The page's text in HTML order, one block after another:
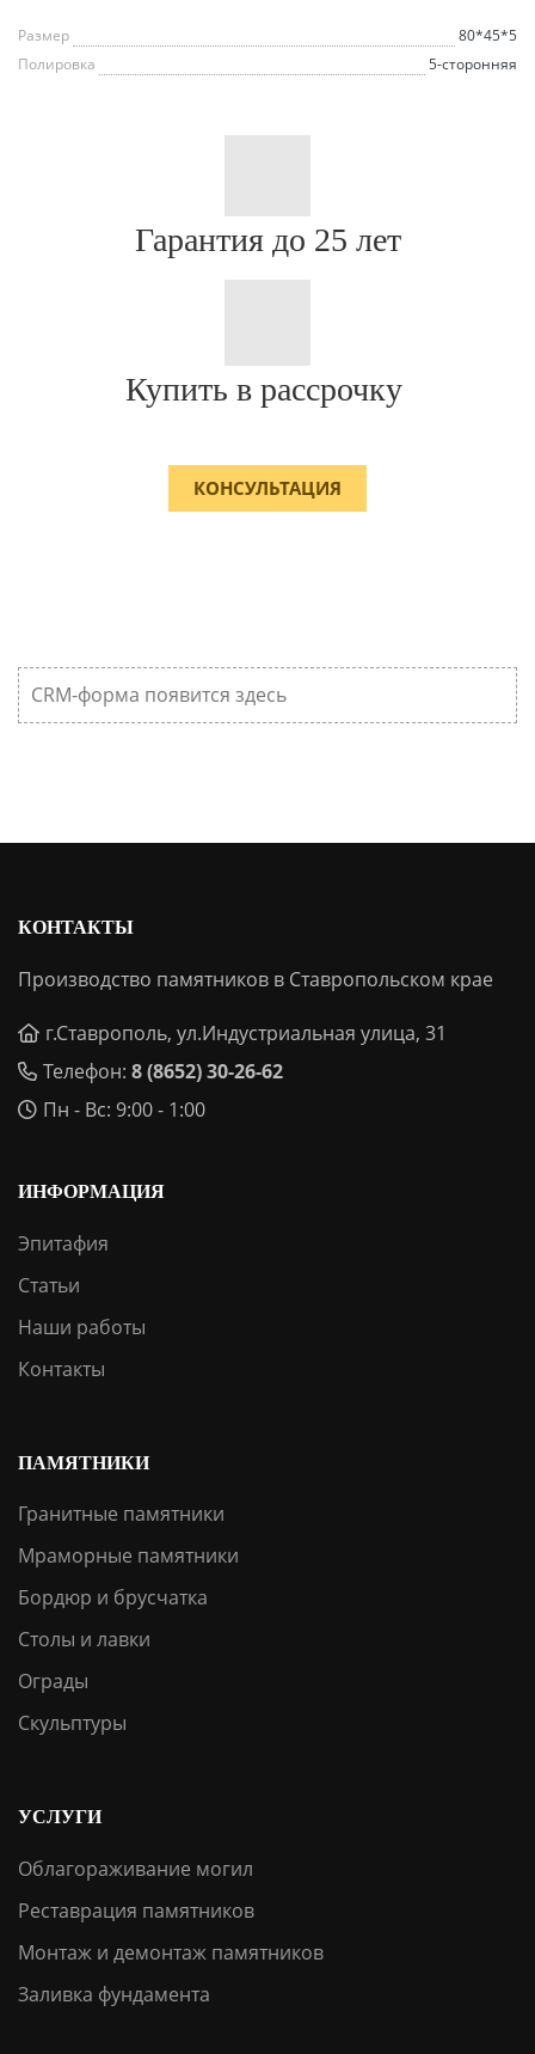
Размер
80*45*5
Полировка
5-сторонняя
Гарантия до 25 лет
Купить в рассрочку
КОНСУЛЬТАЦИЯ
CRM-форма появится здесь
КОНТАКТЫ
Производство памятников в Ставропольском крае
г.Ставрополь, ул.Индустриальная улица, 31
Телефон: 8 (8652) 30-26-62
Пн - Вс: 9:00 - 1:00
ИНФОРМАЦИЯ
Эпитафия
Статьи
Наши работы
Контакты
ПАМЯТНИКИ
Гранитные памятники
Мраморные памятники
Бордюр и брусчатка
Столы и лавки
Ограды
Скульптуры
УСЛУГИ
Облагораживание могил
Реставрация памятников
Монтаж и демонтаж памятников
Заливка фундамента